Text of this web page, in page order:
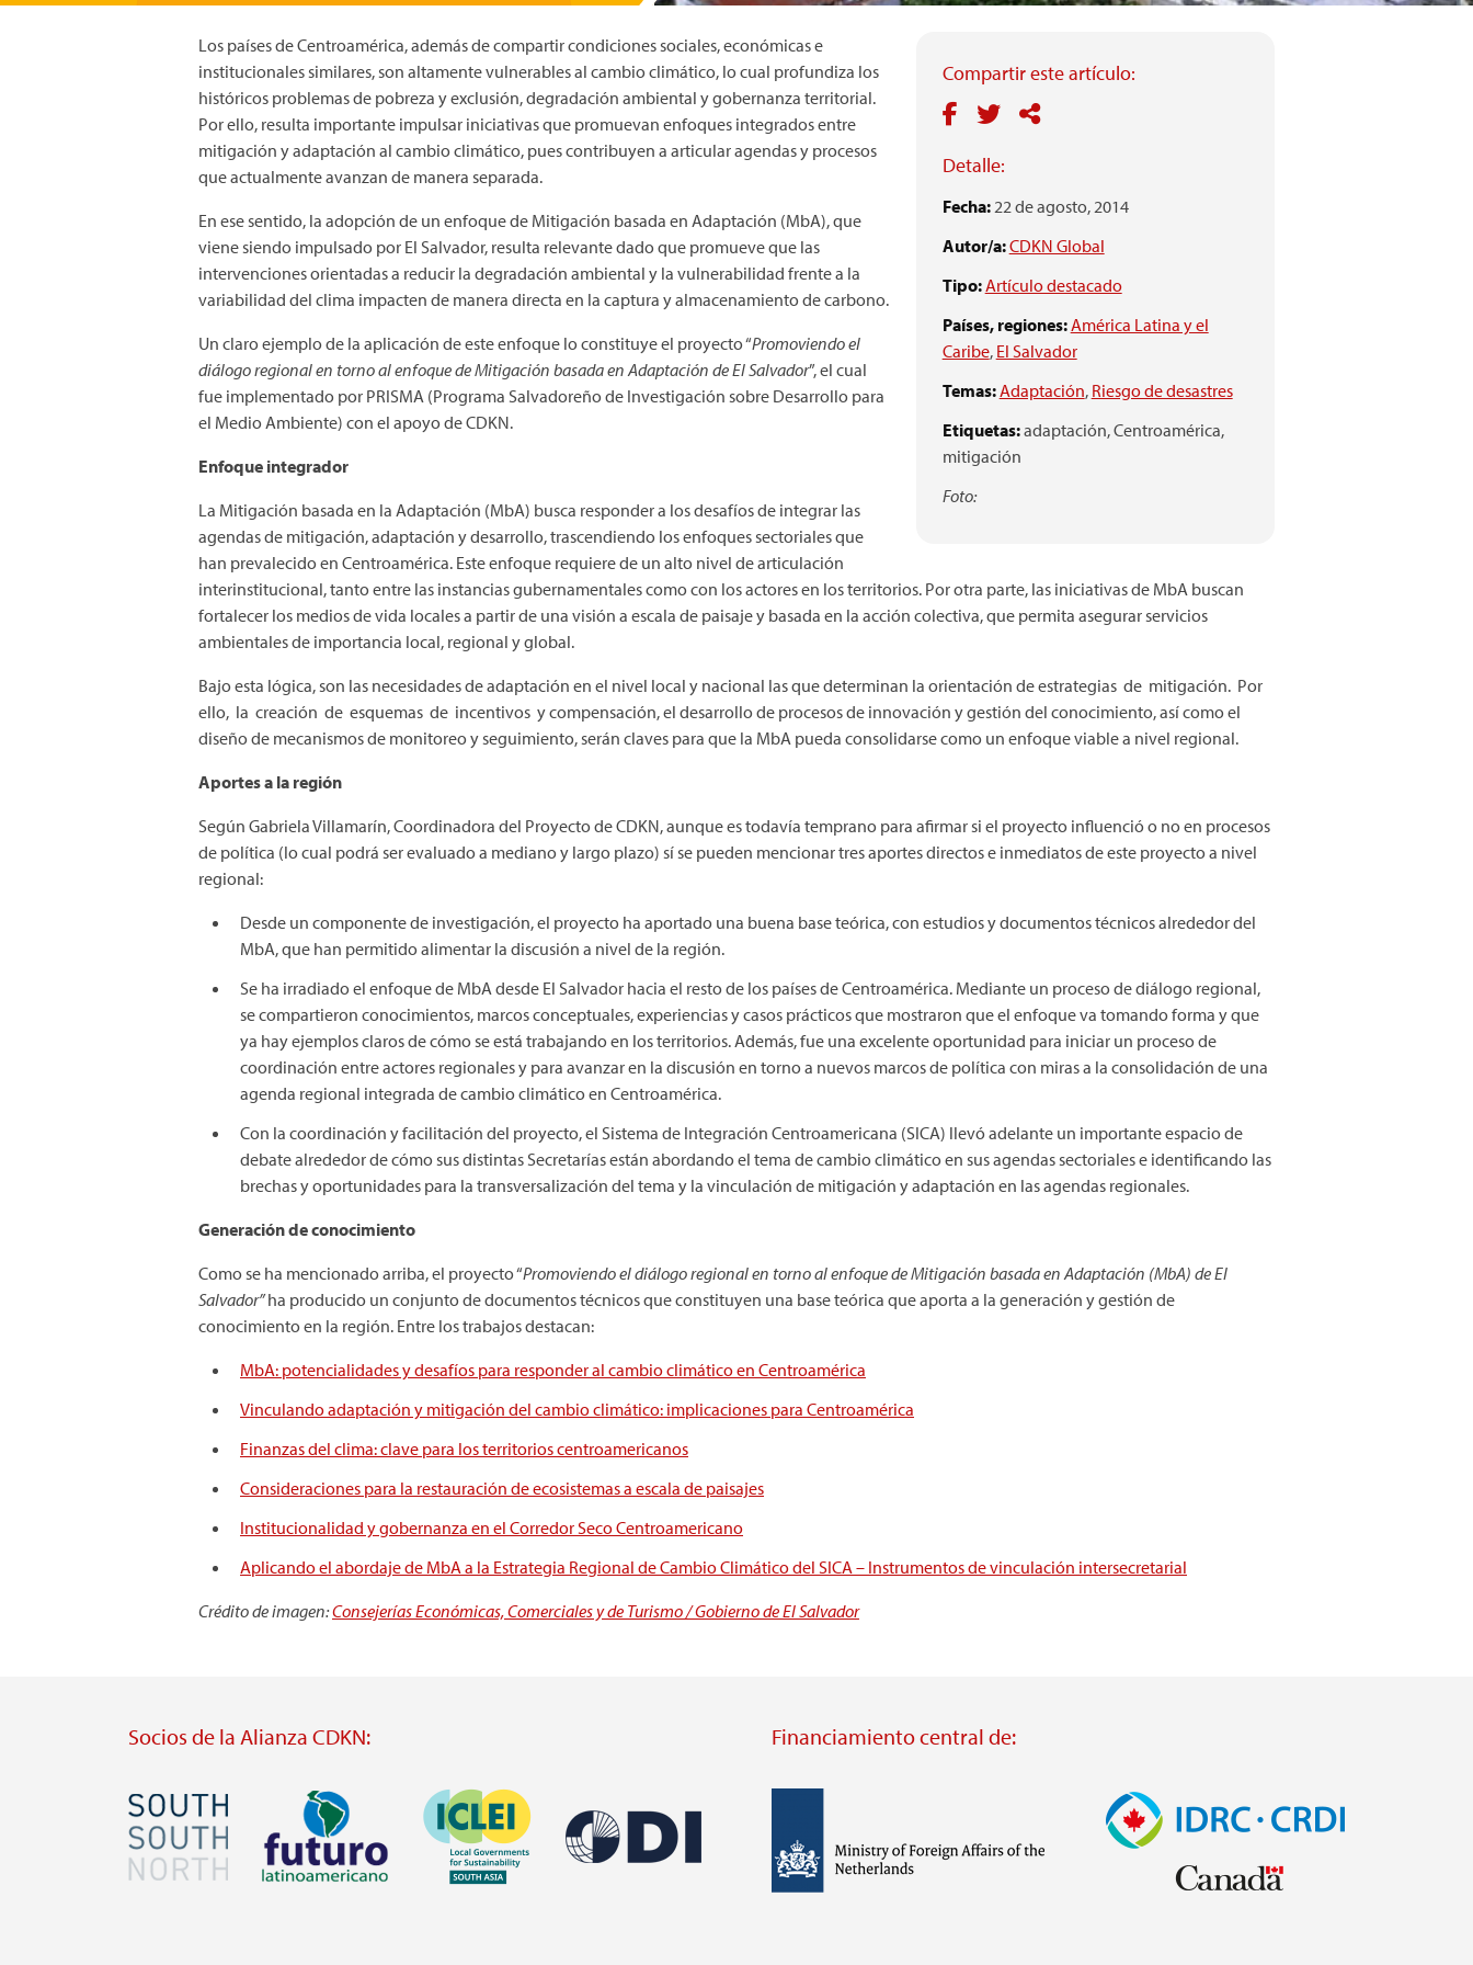
Compartir este artículo:
Detalle:
Fecha:22 de agosto, 2014
Autor/a:CDKN Global
Tipo:Artículo destacado
Países, regiones:América Latina y el
Caribe, El Salvador
Temas:Adaptación, Riesgo de desastres
Etiquetas:adaptación,Centroamérica,
mitigación
Foto:
Los países de Centroamérica, además de compartir condiciones sociales, económicas e
institucionales similares, son altamente vulnerables al cambio climático, lo cual profundiza los
históricos problemas de pobreza y exclusión, degradación ambiental y gobernanza territorial.
Por ello, resulta importante impulsar iniciativas que promuevan enfoques integrados entre
mitigación y adaptación al cambio climático, pues contribuyen a articular agendas y procesos
que actualmente avanzan de manera separada.
En ese sentido, la adopción de un enfoque de Mitigación basada en Adaptación (MbA), que
viene siendo impulsado por El Salvador, resulta relevante dado que promueve que las
intervenciones orientadas a reducir la degradación ambiental y la vulnerabilidad frente a la
variabilidad del clima impacten de manera directa en la captura y almacenamiento de carbono.
Un claro ejemplo de la aplicación de este enfoque lo constituye el proyecto “Promoviendo el
diálogo regional en torno al enfoque de Mitigación basada en Adaptación de El Salvador”, el cual
fue implementado por PRISMA (Programa Salvadoreño de Investigación sobre Desarrollo para
el Medio Ambiente) con el apoyo de CDKN.
Enfoque integrador
La Mitigación basada en la Adaptación (MbA) busca responder a los desafíos de integrar las
agendas de mitigación, adaptación y desarrollo, trascendiendo los enfoques sectoriales que
han prevalecido en Centroamérica. Este enfoque requiere de un alto nivel de articulación
interinstitucional, tanto entre las instancias gubernamentales como con los actores en los territorios. Por otra parte, las iniciativas de MbA buscan
fortalecer los medios de vida locales a partir de una visión a escala de paisaje y basada en la acción colectiva, que permita asegurar servicios
ambientales de importancia local, regional y global.
Bajo esta lógica, son las necesidades de adaptación en el nivel local y nacional las que determinan la orientación de estrategias de mitigación. Por
ello, la creación de esquemas de incentivos y compensación, el desarrollo de procesos de innovación y gestión del conocimiento, así como el
diseño de mecanismos de monitoreo y seguimiento, serán claves para que la MbA pueda consolidarse como un enfoque viable a nivel regional.
Aportes a la región
Según Gabriela Villamarín, Coordinadora del Proyecto de CDKN, aunque es todavía temprano para afirmar si el proyecto influenció o no en procesos
de política (lo cual podrá ser evaluado a mediano y largo plazo) sí se pueden mencionar tres aportes directos e inmediatos de este proyecto a nivel
regional:
Desde un componente de investigación, el proyecto ha aportado una buena base teórica, con estudios y documentos técnicos alrededor del
MbA, que han permitido alimentar la discusión a nivel de la región.
Se ha irradiado el enfoque de MbA desde El Salvador hacia el resto de los países de Centroamérica. Mediante un proceso de diálogo regional,
se compartieron conocimientos, marcos conceptuales, experiencias y casos prácticos que mostraron que el enfoque va tomando forma y que
ya hay ejemplos claros de cómo se está trabajando en los territorios. Además, fue una excelente oportunidad para iniciar un proceso de
coordinación entre actores regionales y para avanzar en la discusión en torno a nuevos marcos de política con miras a la consolidación de una
agenda regional integrada de cambio climático en Centroamérica.
Con la coordinación y facilitación del proyecto, el Sistema de Integración Centroamericana (SICA) llevó adelante un importante espacio de
debate alrededor de cómo sus distintas Secretarías están abordando el tema de cambio climático en sus agendas sectoriales e identificando las
brechas y oportunidades para la transversalización del tema y la vinculación de mitigación y adaptación en las agendas regionales.
Generación de conocimiento
Como se ha mencionado arriba, el proyecto “Promoviendo el diálogo regional en torno al enfoque de Mitigación basada en Adaptación (MbA) de El
Salvador”ha producido un conjunto de documentos técnicos que constituyen una base teórica que aporta a la generación y gestión de
conocimiento en la región. Entre los trabajos destacan:
MbA: potencialidades y desafíos para responder al cambio climático en Centroamérica
Vinculando adaptación y mitigación del cambio climático: implicaciones para Centroamérica
Finanzas del clima: clave para los territorios centroamericanos
Consideraciones para la restauración de ecosistemas a escala de paisajes
Institucionalidad y gobernanza en el Corredor Seco Centroamericano
Aplicando el abordaje de MbA a la Estrategia Regional de Cambio Climático del SICA – Instrumentos de vinculación intersecretarial
Crédito de imagen:Consejerías Económicas, Comerciales y de Turismo / Gobierno de El Salvador
Socios de la Alianza CDKN:
Imagen Imagen Imagen
Imagen
Financiamiento central de:
Imagen